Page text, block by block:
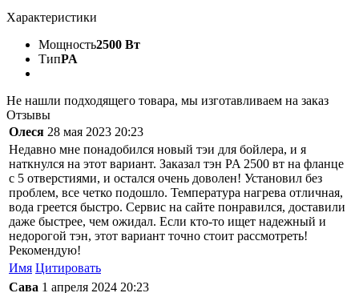
Характеристики
Мощность2500 Вт
ТипPA
Не нашли подходящего товара, мы изготавливаем на заказ
Отзывы
Олеся 28 мая 2023 20:23
Недавно мне понадобился новый тэи для бойлера, и я
наткнулся на этот вариант. Заказал тэн PA 2500 вт на фланце
с 5 отверстиями, и остался очень доволен! Установил без
проблем, все четко подошло. Температура нагрева отличная,
вода греется быстро. Сервис на сайте понравился, доставили
даже быстрее, чем ожидал. Если кто-то ищет надежный и
недорогой тэн, этот вариант точно стоит рассмотреть!
Рекомендую!
Имя Цитировать
Сава 1 апреля 2024 20:23